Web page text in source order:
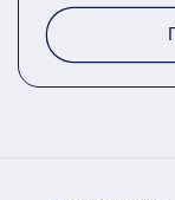
τιμή